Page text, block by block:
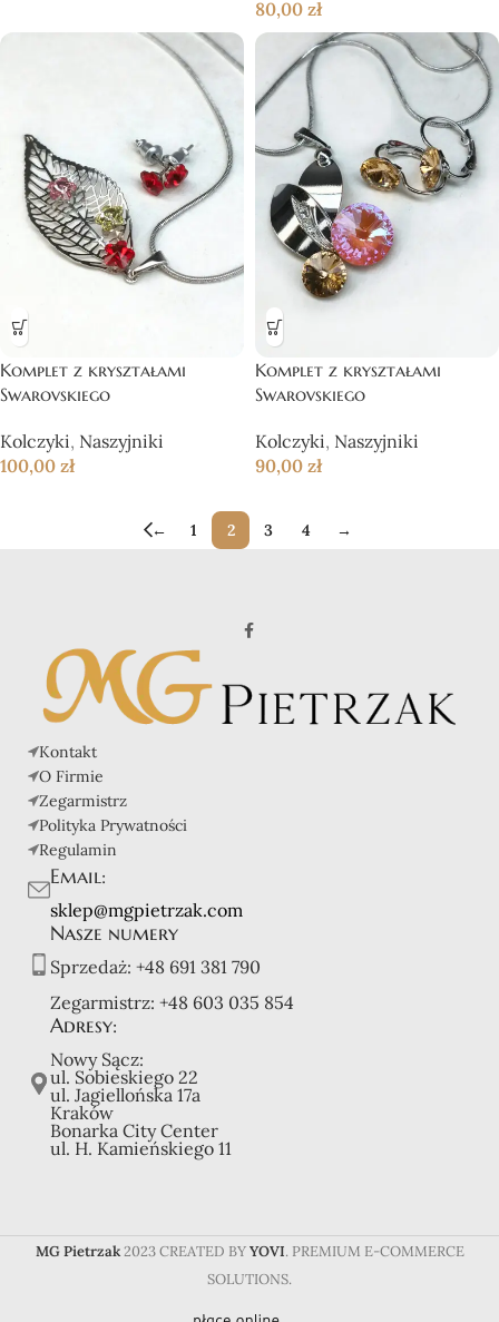
80,00 zł
Komplet z kryształami
Swarovskiego
Kolczyki, Naszyjniki
100,00 zł
Komplet z kryształami
Swarovskiego
Kolczyki, Naszyjniki
90,00 zł
← 1 2 3 4 →
Kontakt
O Firmie
Zegarmistrz
Polityka Prywatności
Regulamin
Email:
sklep@mgpietrzak.com
Nasze numery
Sprzedaż: +48 691 381 790
Zegarmistrz: +48 603 035 854
Adresy:
Nowy Sącz:
ul. Sobieskiego 22
ul. Jagiellońska 17a
Kraków
Bonarka City Center
ul. H. Kamieńskiego 11
MG Pietrzak 2023 CREATED BYYOVI. PREMIUM E-COMMERCE
SOLUTIONS.